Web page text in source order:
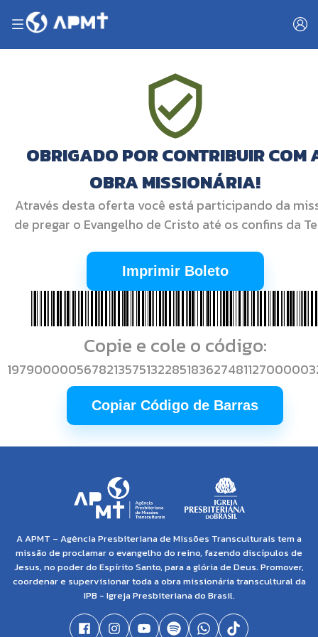
OBRIGADO POR CONTRIBUIR COM
OBRA MISSIONÁRIA!
Através desta oferta você está participando da
de pregar o Evangelho de Cristo até os confins da
Imprimir Boleto
Copie e cole o código:
Copiar Código de Barras
A APMT – Agência Presbiteriana de Missões Transculturais tem a
missão de proclamar o evangelho do reino, fazendo discípulos de
Jesus, no poder do Espírito Santo, para a glória de Deus. Promover,
coordenar e supervisionar toda a obra missionária transcultural da
IPB - Igreja Presbiteriana do Brasil.